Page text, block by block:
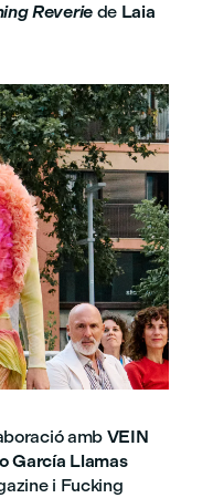
Reveriede Laia
amb VEIN
García Llamas
i Fucking